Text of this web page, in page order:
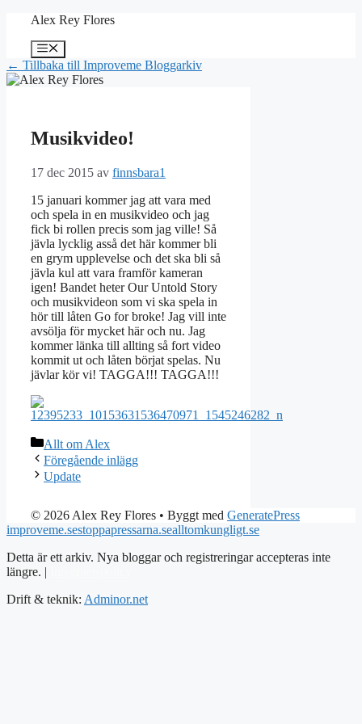
Hoppa
innehåll
Alex Rey Flores
Meny
← Tillbaka till Improveme Bloggarkiv
Musikvideo!
17 dec 2015 av finnsbara1
15 januari kommer jag att vara med
och spela in en musikvideo och jag
fick bi rollen precis som jag ville! Så
jävla lycklig asså det här kommer bli
en grym upplevelse och det ska bli så
jävla kul att vara framför kameran
igen! Bandet heter Our Untold Story
och musikvideon som vi ska spela in
hör till låten Go for broke! Jag vill inte
avsölja för mycket här och nu. Jag
kommer länka till allting så fort video
kommit ut och låten börjat spelas. Nu
jävlar kör vi! TAGGA!!! TAGGA!!!
Kategorier
Allt om Alex
Föregående inlägg
Update
© 2026 Alex Rey Flores • Byggt med GeneratePress
improveme.sestoppapressarna.sealltomkungligt.se
Detta är ett arkiv. Nya bloggar och registreringar accepteras inte
längre. |
Drift & teknik: Adminor.net